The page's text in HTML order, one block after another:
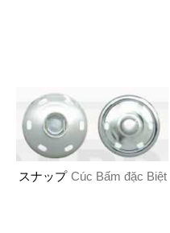
スナップ Cúc Bấm đặc Biệt